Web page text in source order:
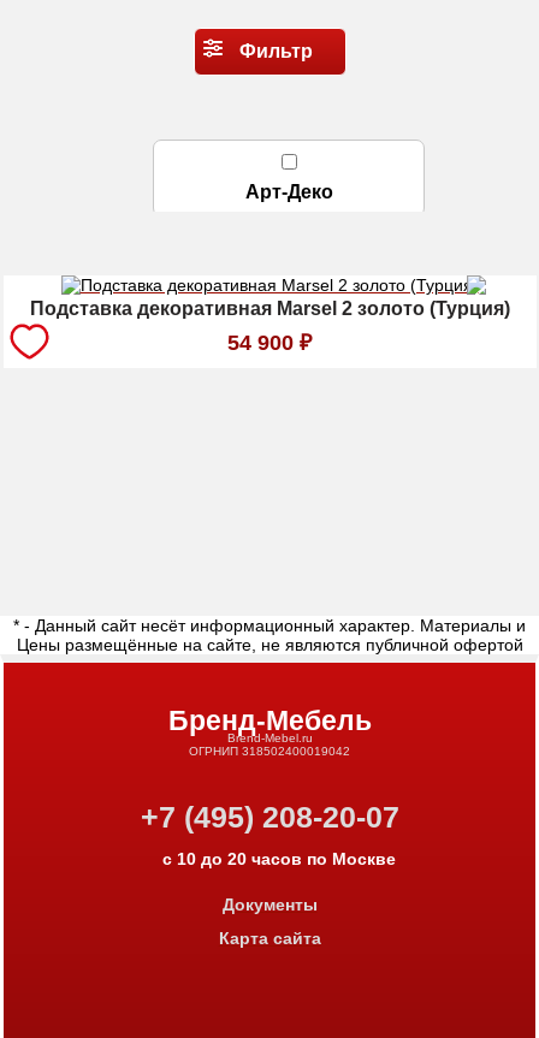
Фильтр
Арт-Деко
Подставка декоративная Marsel 2 золото (Турция)
54 900 ₽
* - Данный сайт несёт информационный характер. Материалы и
Цены размещённые на сайте, не являются публичной офертой
Бренд-Мебель
Brend-Mebel.ru
ОГРНИП 318502400019042
+7 (495) 208-20-07
с 10 до 20 часов по Москве
Документы
Карта сайта